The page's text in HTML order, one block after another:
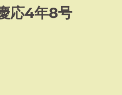
応4年8号